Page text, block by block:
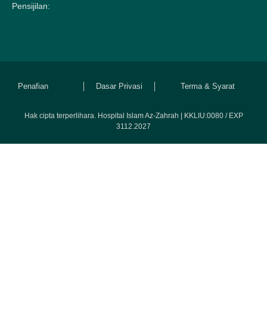
Pensijilan:
Penafian Dasar Privasi Terma & Syarat
Hak cipta terperlihara. Hospital Islam Az-Zahrah | KKLIU:0080 / EXP
3112.2027